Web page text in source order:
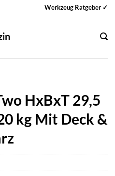
Werkzeug Ratgeber ✓
HxBxT 29,5
kg Mit Deck &